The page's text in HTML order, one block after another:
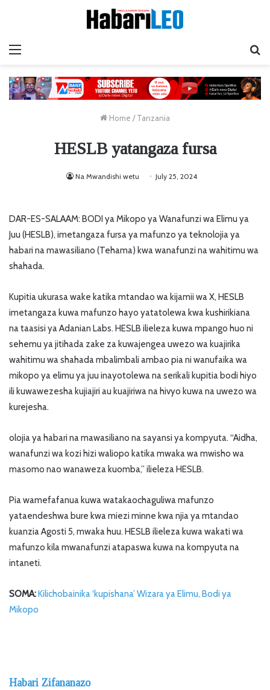
Home / Tanzania
HESLB yatangaza fursa
Na Mwandishi wetu July 25, 2024
DAR-ES-SALAAM: BODI ya Mikopo ya Wanafunzi wa Elimu ya
Juu (HESLB), imetangaza fursa ya mafunzo ya teknolojia ya
habari na mawasiliano (Tehama) kwa wanafunzi na wahitimu wa
shahada.
Kupitia ukurasa wake katika mtandao wa kijamii wa X, HESLB
imetangaza kuwa mafunzo hayo yatatolewa kwa kushirikiana
na taasisi ya Adanian Labs. HESLB ilieleza kuwa mpango huo ni
sehemu ya jitihada zake za kuwajengea uwezo wa kuajirika
wahitimu wa shahada mbalimbali ambao pia ni wanufaika wa
mikopo ya elimu ya juu inayotolewa na serikali kupitia bodi hiyo
ili kuwawezesha kujiajiri au kuajiriwa na hivyo kuwa na uwezo wa
kurejesha.
olojia ya habari na mawasiliano na sayansi ya kompyuta. “Aidha,
wanafunzi wa kozi hizi waliopo katika mwaka wa mwisho wa
masomo nao wanaweza kuomba,” ilieleza HESLB.
Pia wamefafanua kuwa watakaochaguliwa mafunzo
yataendeshwa bure kwa miezi minne kwa njia ya mtandao
kuanzia Agosti 5, mwaka huu. HESLB ilieleza kuwa wakati wa
mafunzo kila mwanafunzi atapaswa kuwa na kompyuta na
intaneti.
SOMA: Kilichobainika ‘kupishana’ Wizara ya Elimu, Bodi ya
Mikopo
Habari Zifananazo